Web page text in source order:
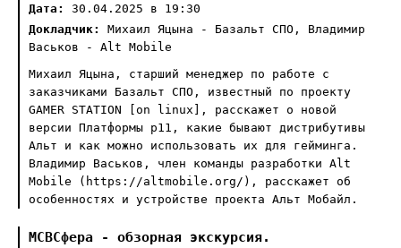
Дата:
30.04.2025 в 19:30
Докладчик:
Михаил Яцына - Базальт СПО, Владимир
Васьков - Alt Mobile
Михаил Яцына, старший менеджер по работе с
заказчиками Базальт СПО, известный по проекту
GAMER STATION [on linux], расскажет о новой
версии Платформы p11, какие бывают дистрибутивы
Альт и как можно использовать их для гейминга.
Владимир Васьков, член команды разработки Alt
Mobile (https://altmobile.org/), расскажет об
особенностях и устройстве проекта Альт Мобайл.
МСВСфера - обзорная экскурсия.